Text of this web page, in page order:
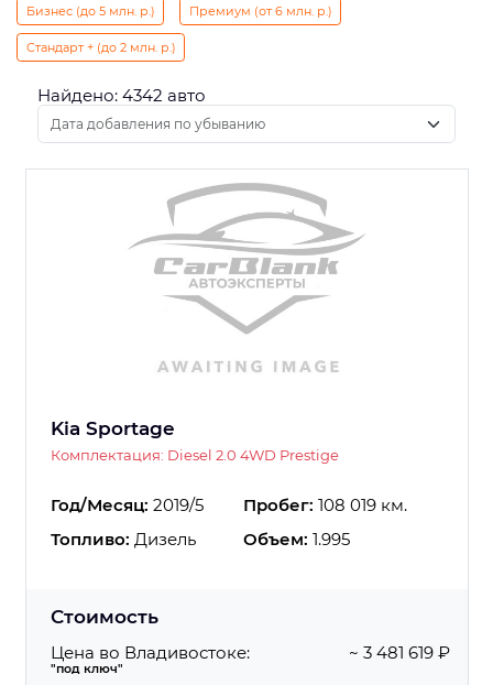
Бизнес (до 5 млн. р.) Премиум (от 6 млн. р.)
Стандарт + (до 2 млн. р.)
Найдено: 4342 авто
Kia Sportage
Комплектация: Diesel 2.0 4WD Prestige
Год/Месяц: 2019/5 Пробег: 108 019 км.
Топливо: Дизель Объем: 1.995
Стоимость
Цена во Владивостоке:
"под ключ"
~ 3 481 619 ₽